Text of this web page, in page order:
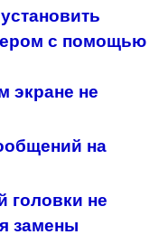
с помощью
экране не
на
головки не
замены